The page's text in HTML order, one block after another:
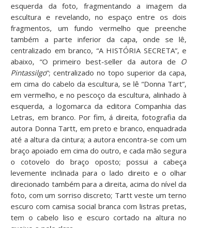
esquerda da foto, fragmentando a imagem da
escultura e revelando, no espaço entre os dois
fragmentos, um fundo vermelho que preenche
também a parte inferior da capa, onde se lê,
centralizado em branco, “A HISTÓRIA SECRETA”, e
abaixo, “O primeiro best-seller da autora de O
Pintassilgo”; centralizado no topo superior da capa,
em cima do cabelo da escultura, se lê “Donna Tart”,
em vermelho, e no pescoço da escultura, alinhado à
esquerda, a logomarca da editora Companhia das
Letras, em branco. Por fim, á direita, fotografia da
autora Donna Tartt, em preto e branco, enquadrada
até a altura da cintura; a autora encontra-se com um
braço apoiado em cima do outro, e cada mão segura
o cotovelo do braço oposto; possui a cabeça
levemente inclinada para o lado direito e o olhar
direcionado também para a direita, acima do nível da
foto, com um sorriso discreto; Tartt veste um terno
escuro com camisa social branca com listras pretas,
tem o cabelo liso e escuro cortado na altura no